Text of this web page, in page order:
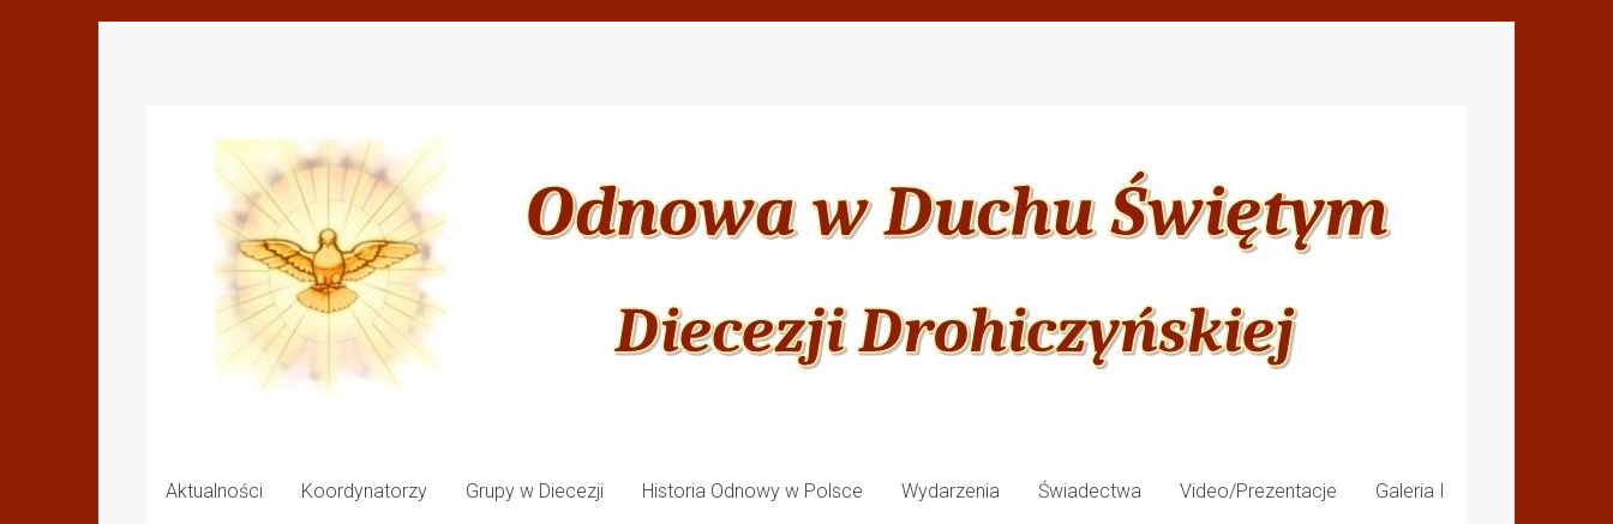
Duchu
Świętym
Diecezji
Drohiczyńskiej
Aktualności Koordynatorzy Grupy w Diecezji Historia Odnowy w Polsce Wydarzenia Świadectwa Video/Prezentacje Galeria I